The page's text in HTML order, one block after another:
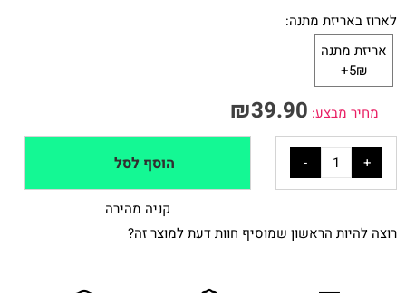
לארוז באריזת מתנה:
אריזת מתנה
5₪+
מחיר מבצע: ₪39.90
הוסף לסל
קניה מהירה
רוצה להיות הראשון שמוסיף חוות דעת למוצר זה?